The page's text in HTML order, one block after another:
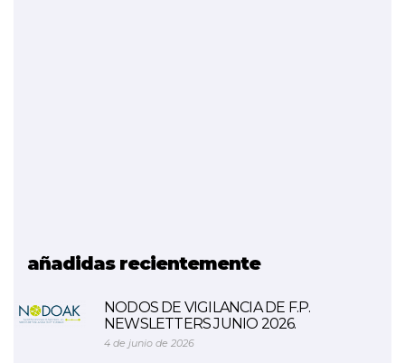
añadidas recientemente
NODOS DE VIGILANCIA DE F.P.
NEWSLETTERS JUNIO 2026.
4 de junio de 2026